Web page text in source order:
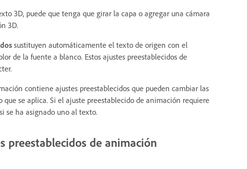
3D, puede que tenga que girar la capa o agregar una cámara
3D.
sustituyen automáticamente el texto de origen con el
de la fuente a blanco. Estos ajustes preestablecidos de
contiene ajustes preestablecidos que pueden cambiar las
se aplica. Si el ajuste preestablecido de animación requiere
se ha asignado uno al texto.
preestablecidos de animación